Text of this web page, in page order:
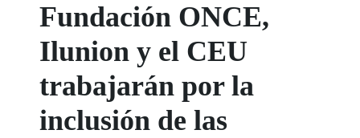
Fundación ONCE,
Ilunion y el CEU
trabajarán por la
inclusión de las